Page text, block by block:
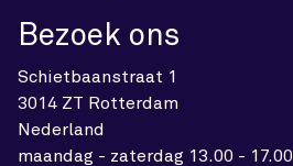
Bezoek ons
Schietbaanstraat 1
3014 ZT Rotterdam
Nederland
maandag - zaterdag 13.00 - 17.00